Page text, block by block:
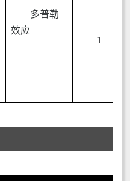
多普勒
效应
1